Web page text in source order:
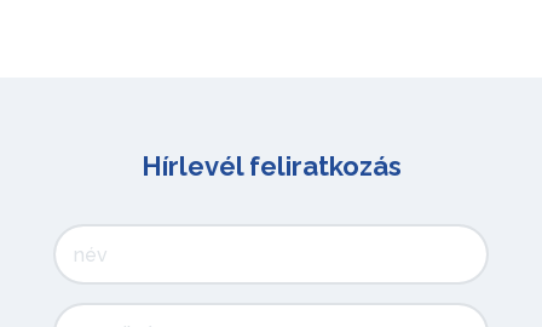
Hírlevél feliratkozás